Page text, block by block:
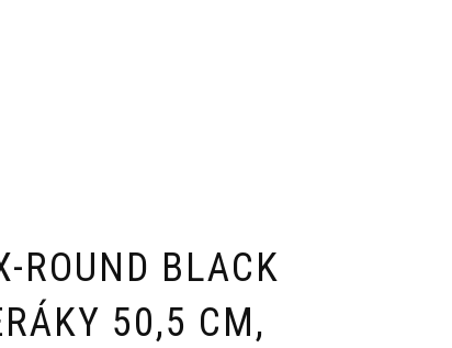
ROUND BLACK
50,5 CM,